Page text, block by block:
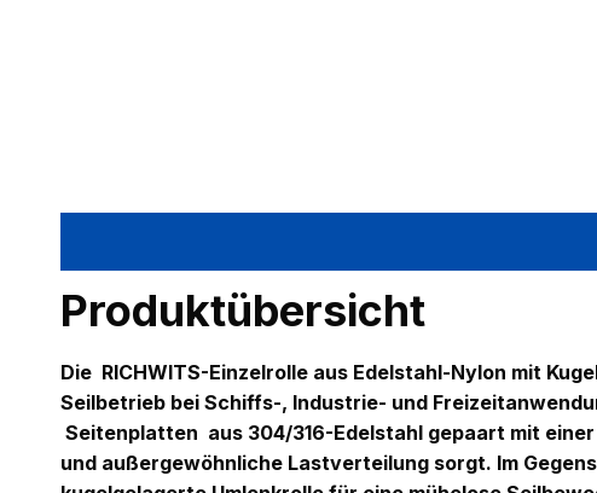
Produktübersicht
Die RICHWITS-Einzelrolle aus Edelstahl-Nylon mit
Seilbetrieb bei Schiffs-, Industrie- und
Seitenplatten aus 304/316-Edelstahl gepaart mit einer
und außergewöhnliche Lastverteilung sorgt. Im